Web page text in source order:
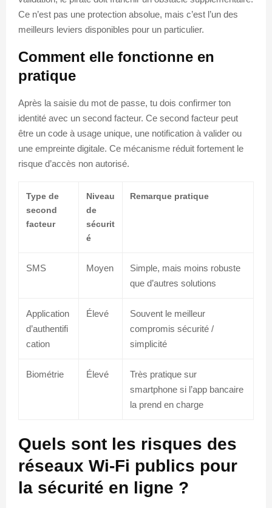
Ce n’est pas une protection absolue, mais c’est l’un des
meilleurs leviers disponibles pour un particulier.
Comment elle fonctionne en
pratique
Après la saisie du mot de passe, tu dois confirmer ton
identité avec un second facteur. Ce second facteur peut
être un code à usage unique, une notification à valider ou
une empreinte digitale. Ce mécanisme réduit fortement le
risque d’accès non autorisé.
Type de
second
facteur
Niveau
de
sécurit
é
Remarque pratique
SMS Moyen
Simple, mais moins robuste
que d’autres solutions
Application
d’authentifi
cation
Élevé
Souvent le meilleur
compromis sécurité /
simplicité
Biométrie Élevé
Très pratique sur
smartphone si l’app bancaire
la prend en charge
Quels sont les risques des
réseaux Wi-Fi publics pour
la sécurité en ligne ?